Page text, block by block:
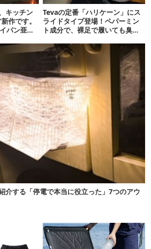
キッチン
作です。
パン亜
Tevaの定番「ハリケーン」にス
ライドタイプ登場！ペパーミン
ト成分で、裸足で履いても臭く
介する「停電で本当に役立った」7つのアウ